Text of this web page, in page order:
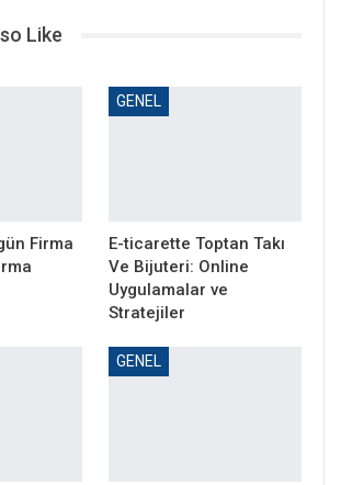
Like
Firma
GENEL
E-ticarette Toptan Takı
Ve Bijuteri: Online
Uygulamalar ve
Stratejiler
GENEL